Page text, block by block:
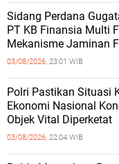
Sidang Perdana
PT KB Finansia Multi
Mekanisme Jaminan
03/08/2026, 23:01 WIB
‎Polri Pastikan Situasi
Ekonomi Nasional
Objek Vital Diperketat
03/08/2026, 22:04 WIB